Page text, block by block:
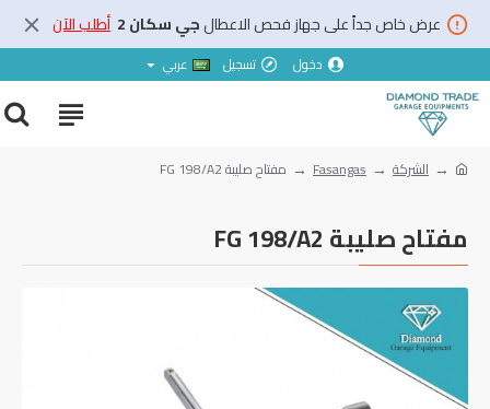
عرض خاص جداً على جهاز فحص الاعطالجي سكان 2 أطلب الآن
دخول تسجيل عربي
الشركة Fasangas مفتاح صليبة FG 198/A2
مفتاح صليبة FG 198/A2